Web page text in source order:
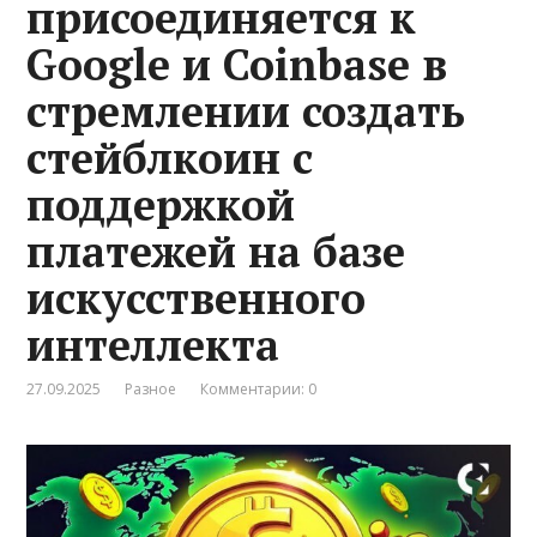
присоединяется к
Google и Coinbase в
стремлении создать
стейблкоин с
поддержкой
платежей на базе
искусственного
интеллекта
27.09.2025 Разное Комментарии: 0